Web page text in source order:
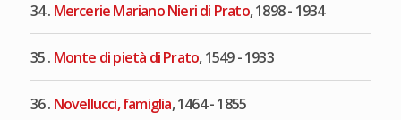
34 . Mercerie Mariano Nieri di Prato, 1898 - 1934
35 . Monte di pietà di Prato, 1549 - 1933
36 . Novellucci, famiglia, 1464 - 1855